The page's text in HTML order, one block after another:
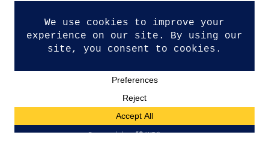
© Copyright 2026. All Rights Reserved.